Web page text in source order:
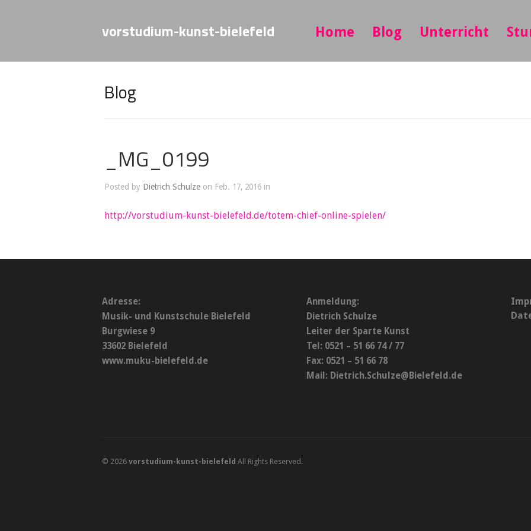
vorstudium-kunst-bielefeld Home Blog Unterricht
Blog
_MG_0199
Posted by Dietrich Schulze on Feb. 17, 2016 in
http://vorstudium-kunst-bielefeld.de/totem-chief-online-spielen/
Adresse:
Musik- und Kunstschule Bielefeld
Burgwiese 9
33602 Bielefeld
www.muku-bielefeld.de
Anmeldung:
Dietrich Schulze
Leiter der Sparte Kunst
Tel: 0521 – 51 66 74 / 77
Fax: 0521 – 51 66 78
Mail: Dietrich.Schulze@Bielefeld.de
© 2026 vorstudium-kunst-bielefeld All Rights Reserved.